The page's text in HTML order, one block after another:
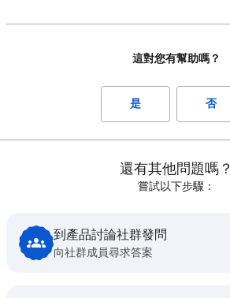
這對您有幫助嗎？
是 否
還有其他問題嗎？
嘗試以下步驟：
到產品討論社群發問
向社群成員尋求答案